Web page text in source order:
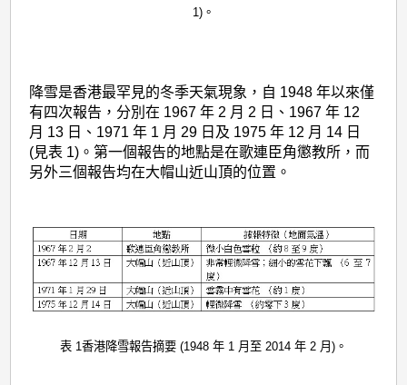
1)。
降雪是香港最罕見的冬季天氣現象，自 1948 年以來僅
有四次報告，分別在 1967 年 2 月 2 日、1967 年 12
月 13 日、1971 年 1 月 29 日及 1975 年 12 月 14 日
(見表 1)。第一個報告的地點是在歌連臣角懲教所，而
另外三個報告均在大帽山近山頂的位置。
表 1香港降雪報告摘要 (1948 年 1 月至 2014 年 2 月)。